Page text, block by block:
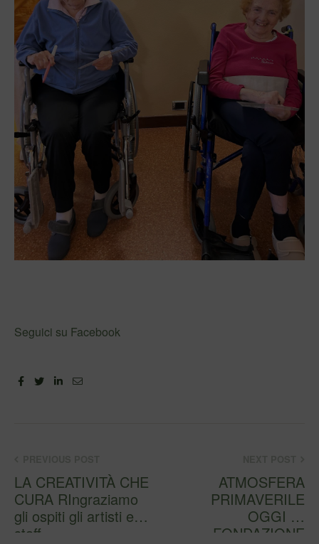
Seguici su Facebook
FacebookTwitterLinkedin
Email
LA CREATIVITÀ CHE
CURA RIngraziamo
gli ospiti gli artisti e lo
staff
ATMOSFERA
PRIMAVERILE
OGGI IN
FONDAZIONE